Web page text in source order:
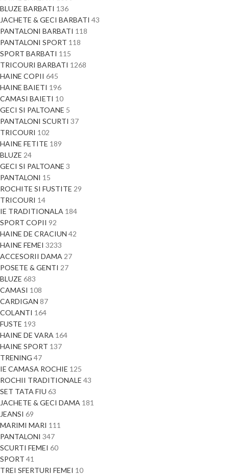
BLUZE BARBATI 136
JACHETE & GECI BARBATI 43
PANTALONI BARBATI 118
PANTALONI SPORT 118
SPORT BARBATI 115
TRICOURI BARBATI 1268
HAINE COPII 645
HAINE BAIETI 196
CAMASI BAIETI 10
GECI SI PALTOANE 5
PANTALONI SCURTI 37
TRICOURI 102
HAINE FETITE 189
BLUZE 24
GECI SI PALTOANE 3
PANTALONI 15
ROCHITE SI FUSTITE 29
TRICOURI 14
IE TRADITIONALA 184
SPORT COPII 92
HAINE DE CRACIUN 42
HAINE FEMEI 3233
ACCESORII DAMA 27
POSETE & GENTI 27
BLUZE 683
CAMASI 108
CARDIGAN 87
COLANTI 164
FUSTE 193
HAINE DE VARA 164
HAINE SPORT 137
TRENING 47
IE CAMASA ROCHIE 125
ROCHII TRADITIONALE 43
SET TATA FIU 63
JACHETE & GECI DAMA 181
JEANSI 69
MARIMI MARI 111
PANTALONI 347
SCURTI FEMEI 60
SPORT 41
TREI SFERTURI FEMEI 10